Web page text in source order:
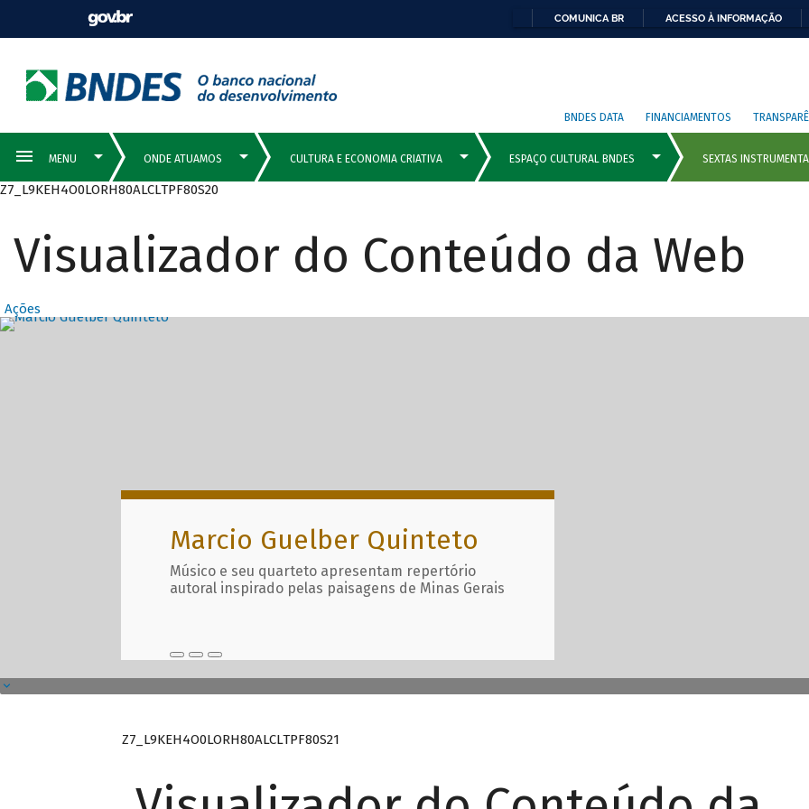
COMUNICA BR ACESSO À INFORMAÇÃO
BNDES DATA FINANCIAMENTOS
Z7_L9KEH4O0LORH80ALCLTPF80S20
Visualizador do Conteúdo da Web
Ações
Destaques Principais com
Marcio Guelber Quinteto
Músico e seu quarteto apresentam repertório
autoral inspirado pelas paisagens de Minas Gerais
Z7_L9KEH4O0LORH80ALCLTPF80S21